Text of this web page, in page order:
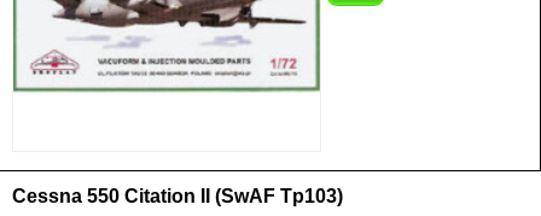
Cessna 550 Citation II (SwAF Tp103)